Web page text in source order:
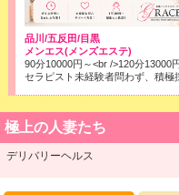
品川/五反田/目黒
メンエス(メンズエステ)
極上の人妻たち
デリバリーヘルス